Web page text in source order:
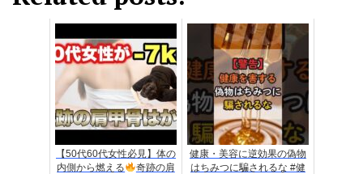
【50代60代女性必見】体の
内側から燃える
奇跡の肩
健康・美容に逆効果の偽物
はちみつに騙されるな #健